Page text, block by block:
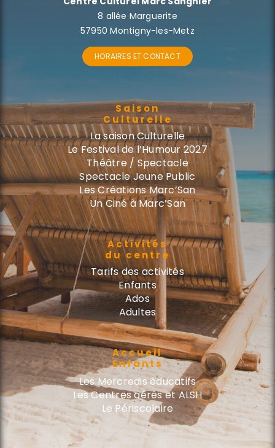
8 allée Marguerite
57950 Montigny-les-Metz
HORAIRES ET CONTACT
Saison
Culturelle
La saison Culturelle
Le Festival de l’Humour 2027
Théâtre / Spectacle
Spectacle Jeune Public
Les Créations Marc’San
Un Ciné à Marc’San
Activités
du centre
Tarifs des activités
Enfants
Ados
Adultes
Accueil
Enfants
Les Mercredis éducatifs
Les Centres aérés et ALSH
Le Périscolaire